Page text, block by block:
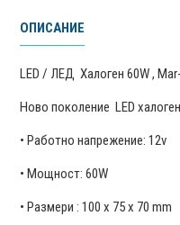
ОПИСАНИЕ
LED / ЛЕД Халоген 60W ,
Ново поколение LED
• Работно напрежение: 12v
• Мощност: 60W
• Размери : 100 x 75 x 70 mm